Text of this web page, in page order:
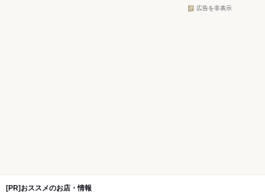
広告を非表示
[PR]おススメのお店・情報